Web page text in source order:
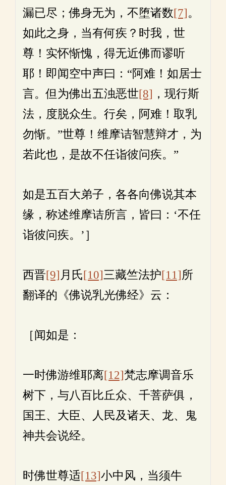
漏已尽；佛身无为，不堕诸数[7]。
如此之身，当有何疾？时我，世
尊！实怀惭愧，得无近佛而谬听
耶！即闻空中声曰：“阿难！如居士
言。但为佛出五浊恶世[8] ，现行斯
法，度脱众生。行矣，阿难！取乳
勿惭。”世尊！维摩诘智慧辩才，为
若此也，是故不任诣彼问疾。”
如是五百大弟子，各各向佛说其本
缘，称述维摩诘所言，皆曰：‘不任
诣彼问疾。’］
西晋[9] 月氏[10]三藏竺法护[11]所
翻译的《佛说乳光佛经》云：
［闻如是：
一时佛游维耶离[12]梵志摩调音乐
树下，与八百比丘众、千菩萨俱，
国王、大臣、人民及诸天、龙、鬼
神共会说经。
时佛世尊适[13]小中风，当须牛